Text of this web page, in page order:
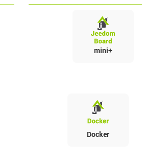
mini+
Docker